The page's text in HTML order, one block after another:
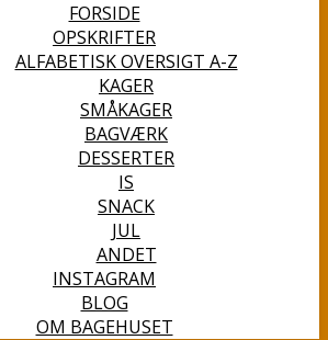
FORSIDE
OPSKRIFTER
ALFABETISK OVERSIGT A-Z
KAGER
SMÅKAGER
BAGVÆRK
DESSERTER
IS
SNACK
JUL
ANDET
INSTAGRAM
BLOG
OM BAGEHUSET